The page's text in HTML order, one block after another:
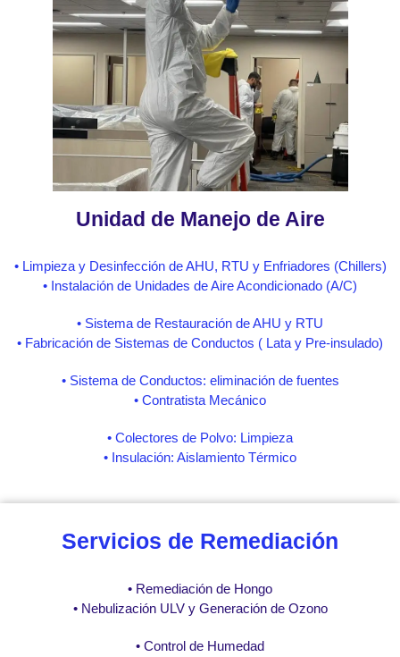
Unidad de Manejo de Aire
• Limpieza y Desinfección de AHU, RTU y Enfriadores (Chillers)
• Instalación de Unidades de Aire Acondicionado (A/C)
• Sistema de Restauración de AHU y RTU
• Fabricación de Sistemas de Conductos ( Lata y Pre-insulado)
• Sistema de Conductos: eliminación de fuentes
• Contratista Mecánico
• Colectores de Polvo: Limpieza
• Insulación: Aislamiento Térmico
Servicios de Remediación
• Remediación de Hongo
• Nebulización ULV y Generación de Ozono
• Control de Humedad